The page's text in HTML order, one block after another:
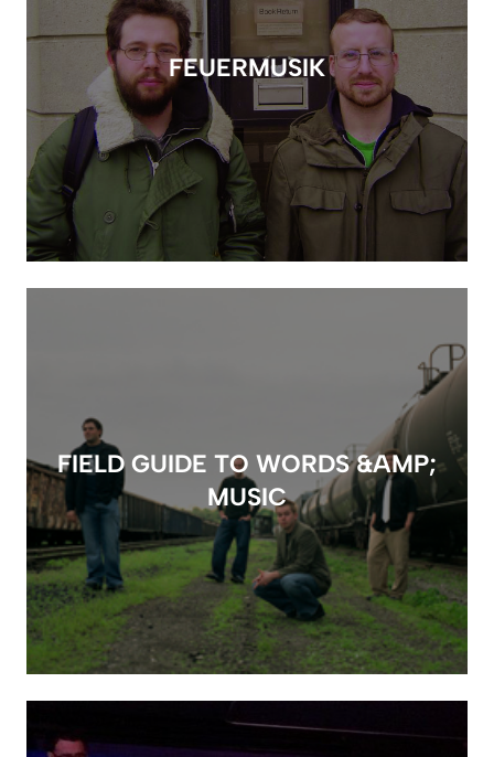
FEUERMUSIK
FIELD GUIDE TO WORDS &AMP;
MUSIC